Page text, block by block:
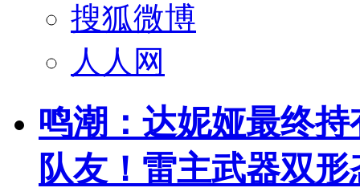
搜狐微博
人人网
鸣潮：达妮娅最终
队友！雷主武器双